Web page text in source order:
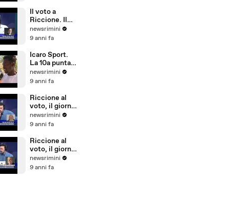
Il voto a
Riccione. Il
commento di
Dionigi
Forza Italia
newsrimini
9 anni fa
Icaro Sport.
La 10a puntata
del reality
sulla
Rimini alla
Barcellona
Professional
Cup
newsrimini
9 anni fa
Riccione al
voto, il giorno
dopo. Il
commento di
newsrimini
9 anni fa
Riccione al
voto, il giorno
dopo. Il
commento di
newsrimini
9 anni fa